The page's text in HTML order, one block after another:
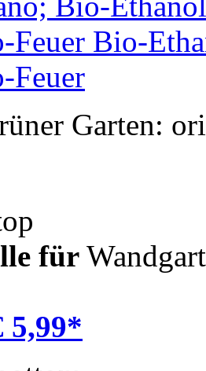
Garten:
für
5,99*